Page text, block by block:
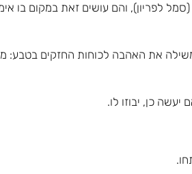
לפריון), והם עושים זאת במקום בו
את האהבה לכוחות החזקים בטבע: